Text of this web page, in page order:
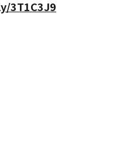
3T1C3J9